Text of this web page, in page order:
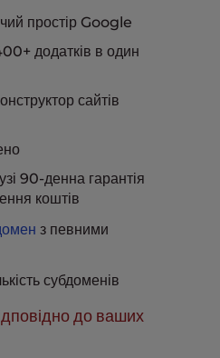
Включено
рівніВключено
Необмежена
у
10 ГБ
4 ГБ
Включено
продуктивність
Включено
рівні Включено
Необмежена
Необмежена
у
простір Google
додатків в один
сайтів
90-денна гарантія
коштів
з певними
субдоменів
до ваших